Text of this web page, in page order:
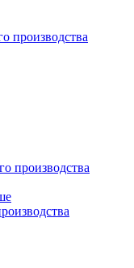
производства
производства